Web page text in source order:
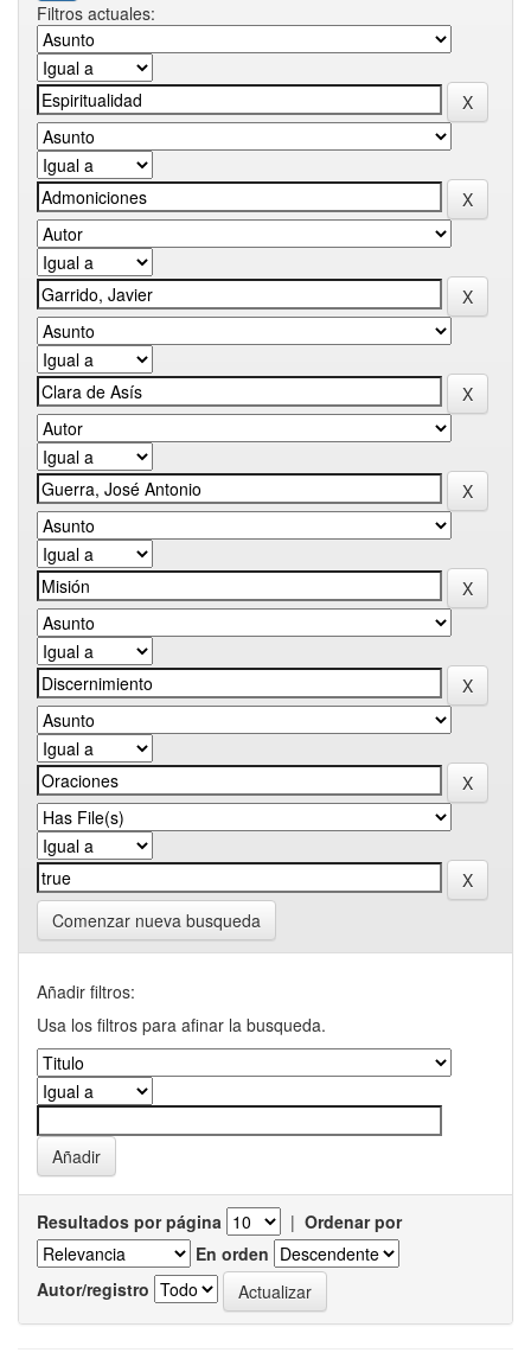
Filtros actuales:
Comenzar nueva busqueda
Añadir filtros:
Usa los filtros para afinar la busqueda.
Resultados por página | Ordenar por
En orden
Autor/registro